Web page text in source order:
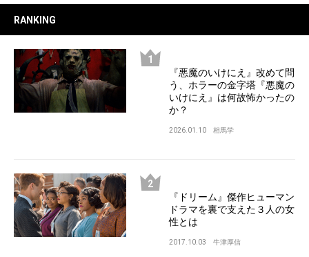
RANKING
『悪魔のいけにえ』改めて問
う、ホラーの金字塔『悪魔の
いけにえ』は何故怖かったの
か？
2026.01.10 相馬学
『ドリーム』傑作ヒューマン
ドラマを裏で支えた３人の女
性とは
2017.10.03 牛津厚信